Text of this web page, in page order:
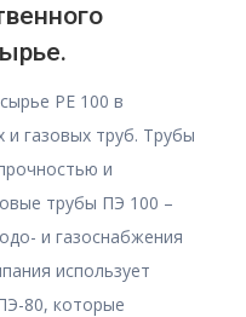
PE 100 в
газовых труб. Трубы
и
трубы ПЭ 100 –
и газоснабжения
использует
80, которые